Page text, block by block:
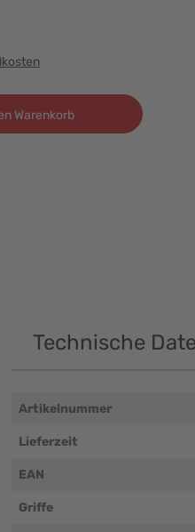
Warenkorb
Technische
Artikelnummer
Lieferzeit
EAN
Griffe